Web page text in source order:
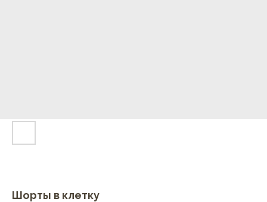
Шорты в клетку